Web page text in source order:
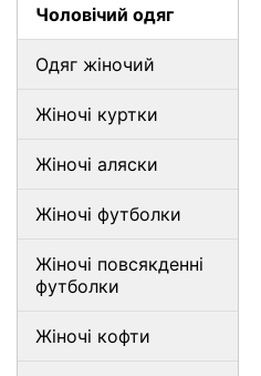
Чоловічий одяг
Одяг жіночий
Жіночі куртки
Жіночі аляски
Жіночі футболки
Жіночі повсякденні
футболки
Жіночі кофти